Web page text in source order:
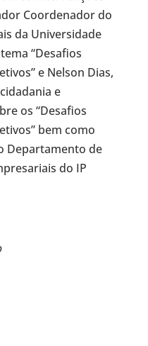
Coordenador do
da Universidade
“Desafios
e Nelson Dias,
e
os “Desafios
bem como
Departamento de
do IP